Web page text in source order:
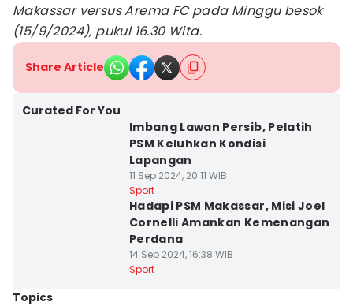
Makassar versus Arema FC pada Minggu besok
(15/9/2024), pukul 16.30 Wita.
Share Article
Curated For You
Imbang Lawan Persib, Pelatih
PSM Keluhkan Kondisi
Lapangan
11 Sep 2024, 20:11 WIB
Sport
Hadapi PSM Makassar, Misi Joel
Cornelli Amankan Kemenangan
Perdana
14 Sep 2024, 16:38 WIB
Sport
Topics